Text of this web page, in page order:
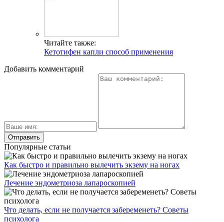
Читайте также:
Кетотифен капли способ применения
Добавить комментарий
Популярные статьи
Как быстро и правильно вылечить экзему на ногах
Лечение эндометриоза лапароскопией
Что делать, если не получается забеременеть? Советы
психолога